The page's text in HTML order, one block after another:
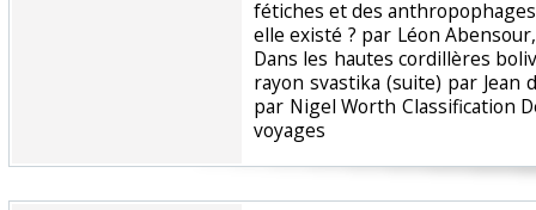
fétiches et des
elle existé ? par Léon
Dans les hautes cordillères
rayon svastika (suite) par Jean
par Nigel Worth Classification
voyages‎